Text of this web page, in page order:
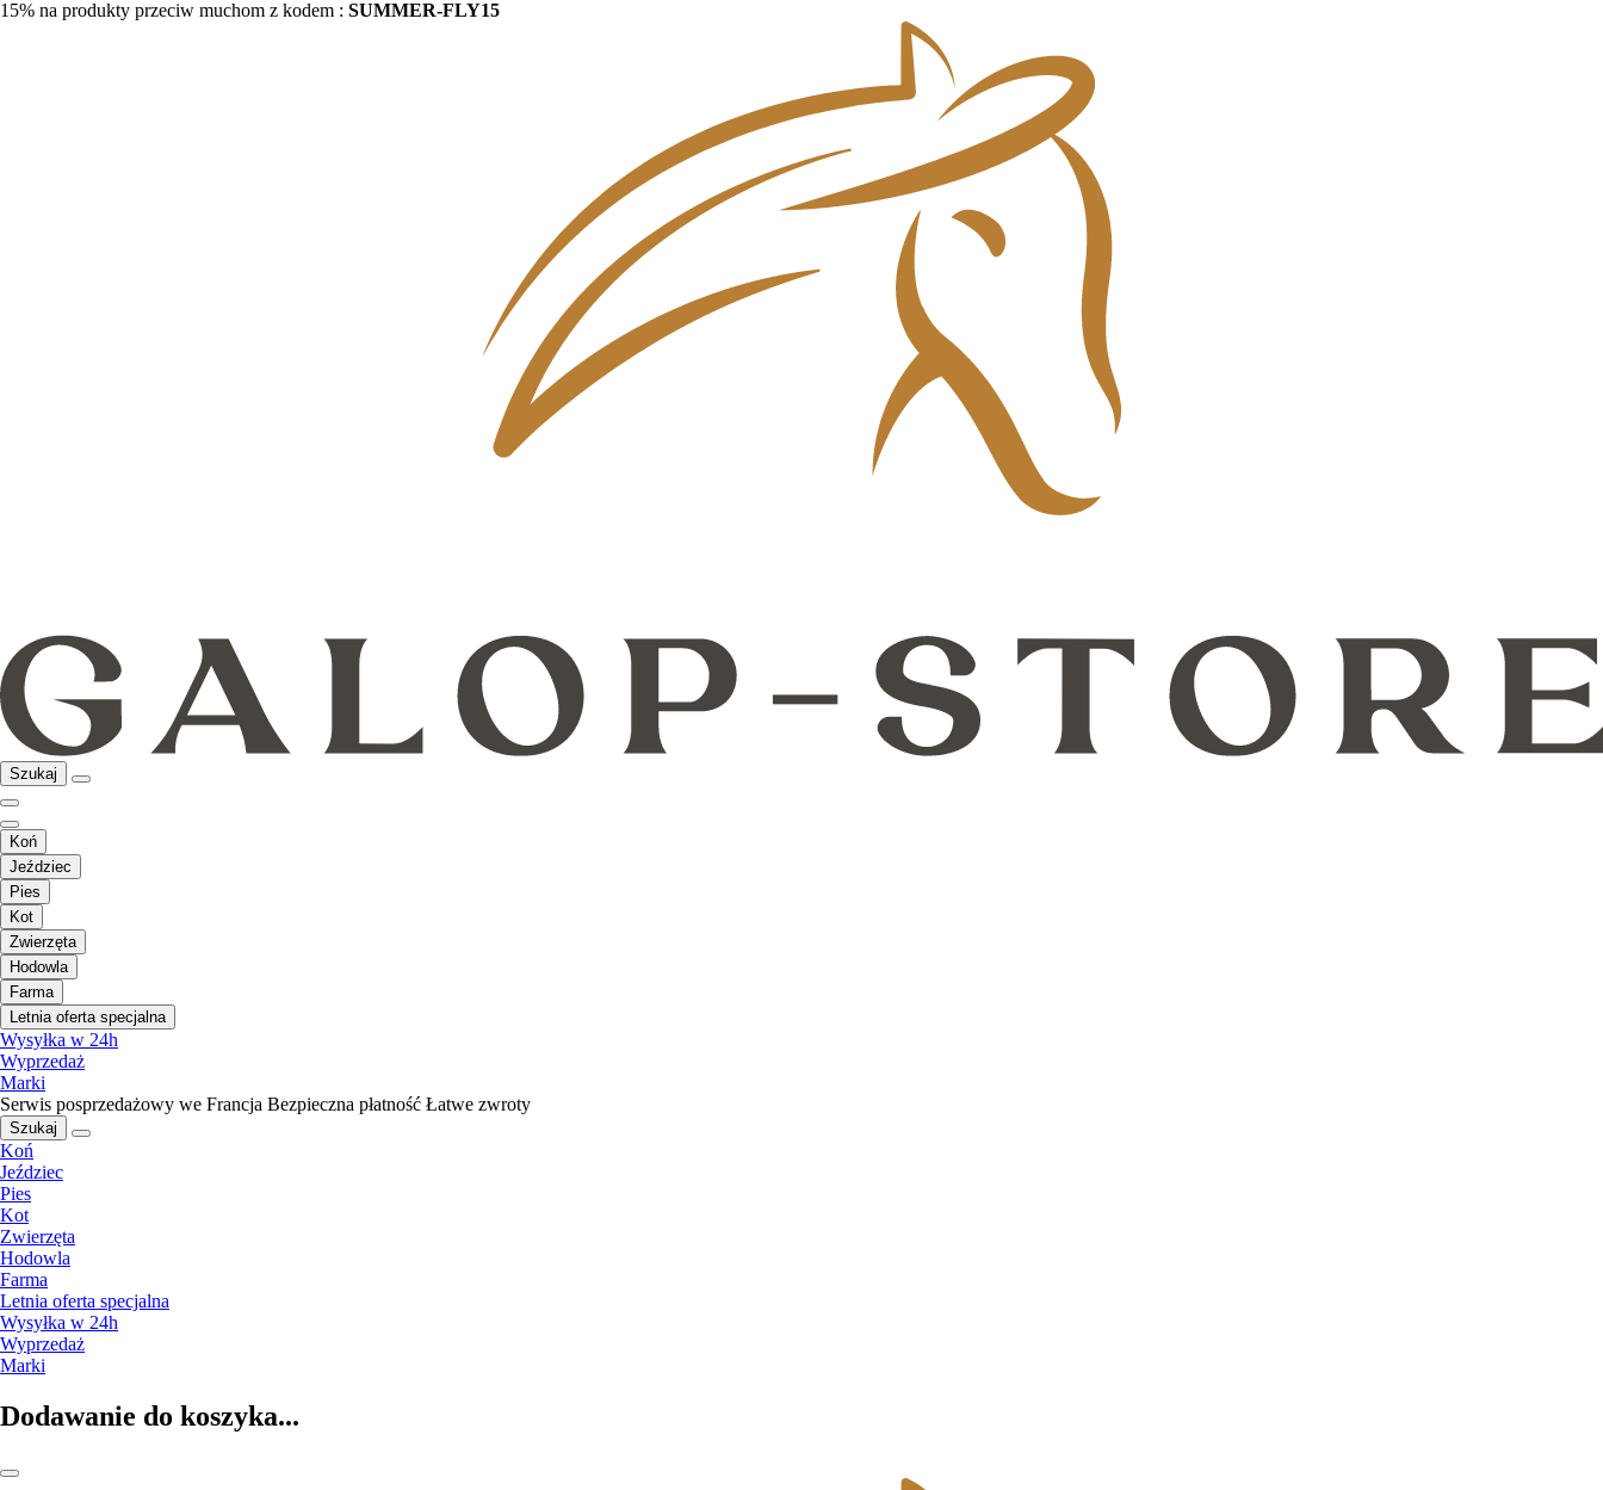
15% na produkty przeciw muchom z kodem : SUMMER-FLY15
Szukaj
Koń
Jeździec
Pies
Kot
Zwierzęta
Hodowla
Farma
Letnia oferta specjalna
Wysyłka w 24h
Wyprzedaż
Marki
Serwis posprzedażowy we Francja Bezpieczna płatność Łatwe zwroty
Szukaj
Koń
Jeździec
Pies
Kot
Zwierzęta
Hodowla
Farma
Letnia oferta specjalna
Wysyłka w 24h
Wyprzedaż
Marki
Dodawanie do koszyka...